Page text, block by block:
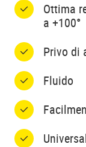
Ottima
a +100°
Privo di
Fluido